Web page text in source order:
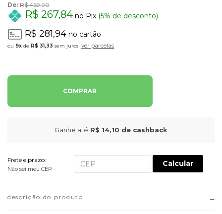
De: R$ 469,90
R$ 267,84 no Pix (5% de desconto)
R$ 281,94 no cartão
9x de R$ 31,33 sem juros ver parcelas
COMPRAR
Ganhe até R$ 14,10 de cashback
Frete e prazo:
Não sei meu CEP
Calcular
descrição do produto